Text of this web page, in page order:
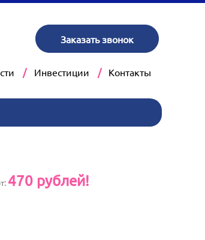
Заказать звонок
Инвестиции Контакты
470рублей!